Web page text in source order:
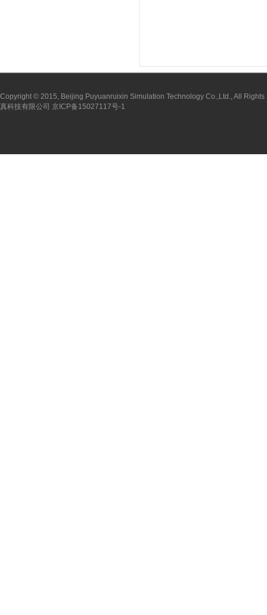
Copyright © 2015, Beijing Puyuanruixin Simulation Technology Co.,Ltd., All Rights
真科技有限公司 京ICP备15027117号-1